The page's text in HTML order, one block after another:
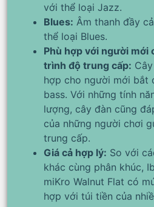
với thể loại Jazz.
Blues: Âm thanh đầy
thể loại Blues.
Phù hợp với người mới
trình độ trung cấp:
hợp cho người mới bắt
bass. Với những tính
lượng, cây đàn cũng
của những người chơi
trung cấp.
Giá cả hợp lý: So với
khác cùng phân khúc,
miKro Walnut Flat có
hợp với túi tiền của